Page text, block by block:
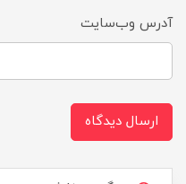
آدرس وب‌سایت
ارسال دیدگاه